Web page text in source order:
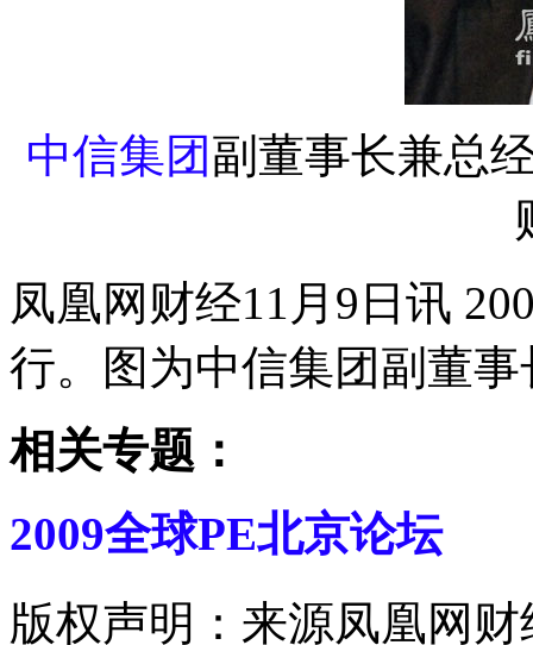
中信集团副董事长兼总
凤凰网财经11月9日讯
行。图为中信集团副董
相关专题：
2009全球PE北京论坛
版权声明：来源凤凰网